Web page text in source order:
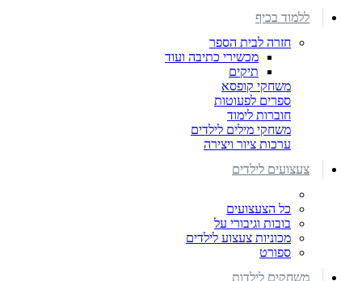
ללמוד בכיף
חזרה לבית הספר
מכשירי כתיבה ועוד
תיקים
משחקי קופסא
ספרים לפעוטות
חוברות לימוד
משחקי מילים לילדים
ערכות ציור ויצירה
צעצועים לילדים
כל הצעצועים
בובות וגיבורי על
מכוניות צעצוע לילדים
ספורט
משחקים לילדות